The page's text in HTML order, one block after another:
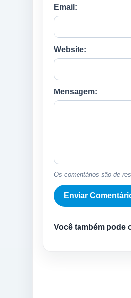
Email:
Website:
Mensagem:
Os comentários são de
Você também pode